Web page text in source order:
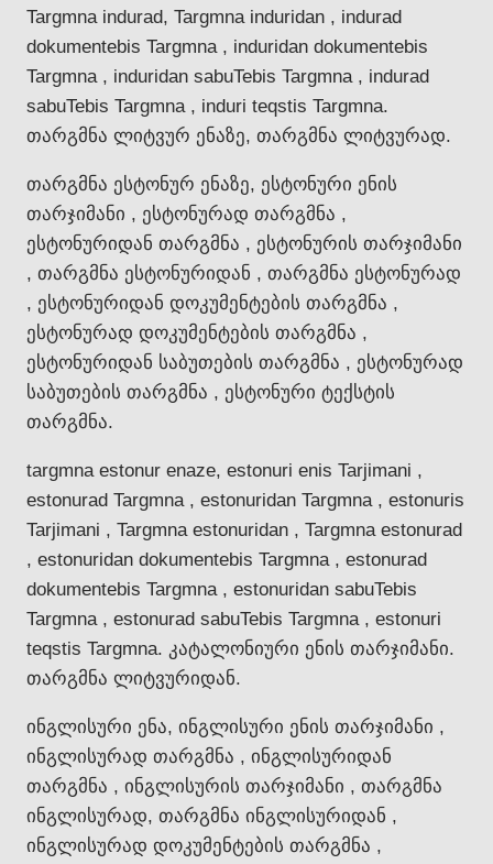
Targmna indurad, Targmna induridan , indurad
dokumentebis Targmna , induridan dokumentebis
Targmna , induridan sabuTebis Targmna , indurad
sabuTebis Targmna , induri teqstis Targmna.
თარგმნა ლიტვურ ენაზე, თარგმნა ლიტვურად.
თარგმნა ესტონურ ენაზე, ესტონური ენის
თარჯიმანი , ესტონურად თარგმნა ,
ესტონურიდან თარგმნა , ესტონურის თარჯიმანი
, თარგმნა ესტონურიდან , თარგმნა ესტონურად
, ესტონურიდან დოკუმენტების თარგმნა ,
ესტონურად დოკუმენტების თარგმნა ,
ესტონურიდან საბუთების თარგმნა , ესტონურად
საბუთების თარგმნა , ესტონური ტექსტის
თარგმნა.
targmna estonur enaze, estonuri enis Tarjimani ,
estonurad Targmna , estonuridan Targmna , estonuris
Tarjimani , Targmna estonuridan , Targmna estonurad
, estonuridan dokumentebis Targmna , estonurad
dokumentebis Targmna , estonuridan sabuTebis
Targmna , estonurad sabuTebis Targmna , estonuri
teqstis Targmna. კატალონიური ენის თარჯიმანი.
თარგმნა ლიტვურიდან.
ინგლისური ენა, ინგლისური ენის თარჯიმანი ,
ინგლისურად თარგმნა , ინგლისურიდან
თარგმნა , ინგლისურის თარჯიმანი , თარგმნა
ინგლისურად, თარგმნა ინგლისურიდან ,
ინგლისურად დოკუმენტების თარგმნა ,